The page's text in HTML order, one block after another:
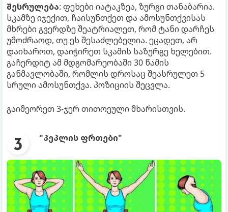
შესრულება: ფეხები იატაკზეა, ზურგი თანაბარია.
სკამზე იჯექით, ჩაისუნთქეთ და ამოსუნთქვისას
მხრები გვერდზე შეატრიალეთ, რომ ტანი დარჩეს
უმოძრაოდ, თუ ეს შესაძლებელია. ეცადეთ, არ
დაიხაროთ, დაიჭირეთ სკამის საზურგე ხელებით.
გაჩერდიტ ამ მდგომარეობაში 30 წამის
განმავლობაში, რომლის დროსაც შეასრულეთ 5
სრული ამოსუნთქვა. პოზიციის შეცვლა.
გაიმეორეთ 3-ჯერ თითოეული მხარისთვის.
"პეპლის ფრთები"